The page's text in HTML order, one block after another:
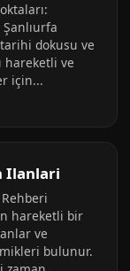
dokusu ve
hareketli ve
için...
Ilanlari
hareketli bir
ve
bulunur.